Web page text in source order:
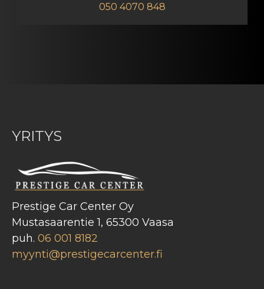
050 4070 848
YRITYS
Prestige Car Center Oy
Mustasaarentie 1, 65300 Vaasa
puh. 06 001 8182
myynti@prestigecarcenter.fi